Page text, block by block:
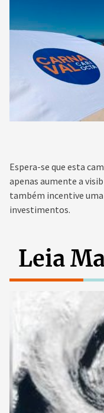
Espera-se que esta
apenas aumente a
também incentive
investimentos.
Leia